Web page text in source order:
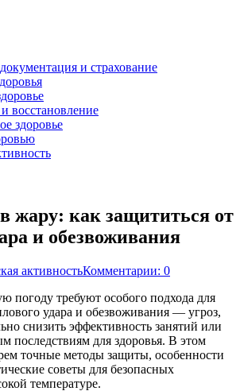
и страхование
восстановление
здоровье
жару: как защититься от
и обезвоживания
активностьКомментарии: 0
погоду требуют особого подхода для
удара и обезвоживания — угроз,
снизить эффективность занятий или
последствиям для здоровья. В этом
точные методы защиты, особенности
советы для безопасных
температуре.